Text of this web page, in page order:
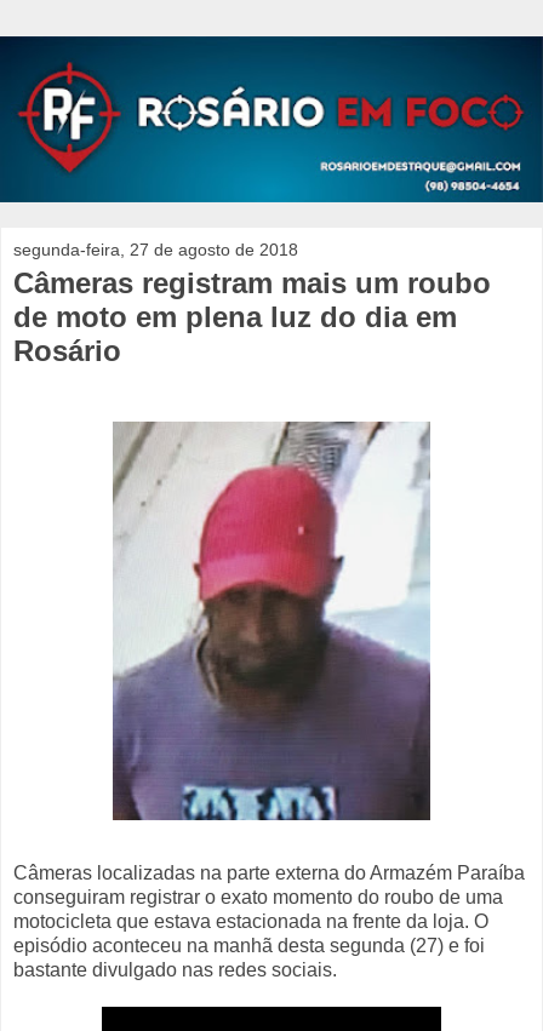
segunda-feira, 27 de agosto de 2018
Câmeras registram mais um roubo
de moto em plena luz do dia em
Rosário
Câmeras localizadas na parte externa do Armazém Paraíba
conseguiram registrar o exato momento do roubo de uma
motocicleta que estava estacionada na frente da loja. O
episódio aconteceu na manhã desta segunda (27) e foi
bastante divulgado nas redes sociais.